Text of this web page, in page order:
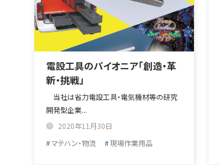
電設工具のパイオニア「創造・革
新・挑戦」
当社は省力電設工具・電気機材等の研究
開発型企業...
2020年11月30日
マテハン・物流
現場作業用品